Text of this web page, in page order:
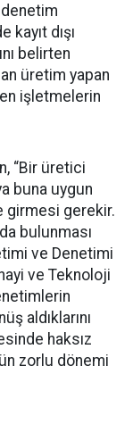
denetim
kayıt dışı
belirten
üretim yapan
işletmelerin
“Bir üretici
buna uygun
girmesi gerekir.
bulunması
ve Denetimi
ve Teknoloji
aldıklarını
haksız
zorlu dönemi